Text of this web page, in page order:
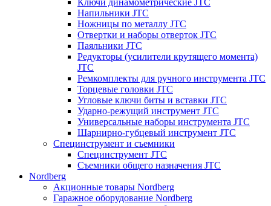
Напильники JTC
Ножницы по металлу JTC
Отвертки и наборы отверток JTC
Паяльники JTC
Редукторы (усилители крутящего момента)
JTC
Ремкомплекты для ручного инструмента JTC
Торцевые головки JTC
Угловые ключи биты и вставки JTC
Ударно-режущий инструмент JTC
Универсальные наборы инструмента JTC
Шарнирно-губцевый инструмент JTC
Специнструмент и съемники
Специнструмент JTC
Съемники общего назначения JTC
Nordberg
Акционные товары Nordberg
Гаражное оборудование Nordberg